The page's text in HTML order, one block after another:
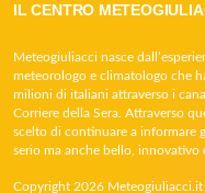
IL CENTRO
Meteogiuliacci nasce
meteorologo e climatologo che
milioni di italiani attraverso i
Corriere della Sera. Attraverso
scelto di continuare a informare
serio ma anche bello, innovativo
Copyright 2026 Meteogiuliacci.it